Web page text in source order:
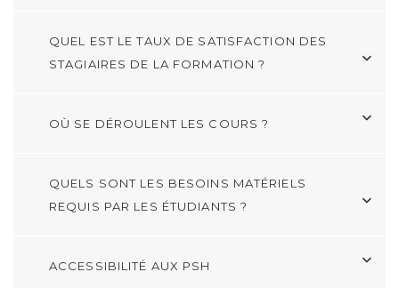
QUEL EST LE TAUX DE SATISFACTION DES
STAGIAIRES DE LA FORMATION ?
OÙ SE DÉROULENT LES COURS ?
QUELS SONT LES BESOINS MATÉRIELS
REQUIS PAR LES ÉTUDIANTS ?
ACCESSIBILITÉ AUX PSH